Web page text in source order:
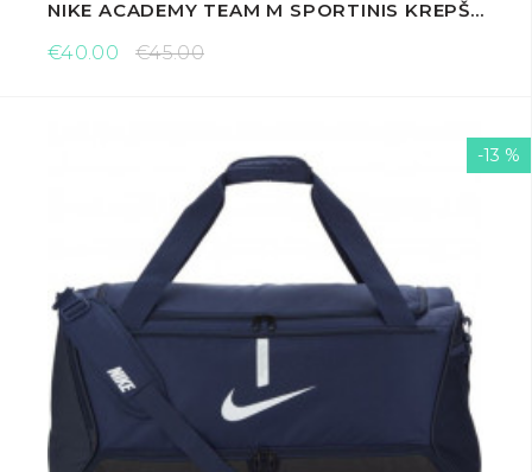
NIKE ACADEMY TEAM M SPORTINIS KREPŠYS
€40.00
€45.00
-13 %